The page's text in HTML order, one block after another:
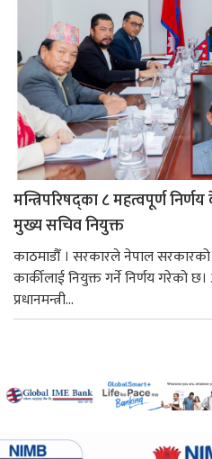
मन्त्रिपरिषद्का ८ महत्वपूर्ण
मुख्य सचिव नियुक्त
काठमाडौँ । सरकारले नेपाल
कार्कीलाई नियुक्त गर्ने निर्णय गरेको
प्रधानमन्त्री...